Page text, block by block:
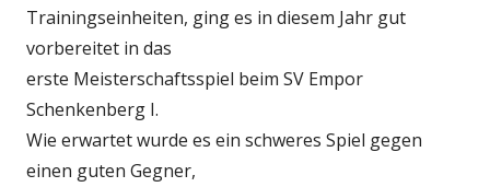
Trainingseinheiten, ging es in diesem Jahr gut
vorbereitet in das
erste Meisterschaftsspiel beim SV Empor
Schenkenberg I.
Wie erwartet wurde es ein schweres Spiel gegen
einen guten Gegner,